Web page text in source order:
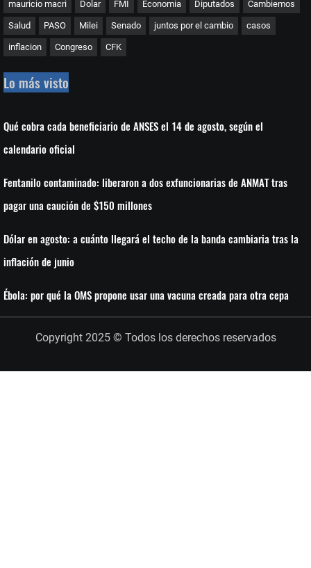
mauricio macri Dolar FMI Economia Diputados Cambiemos
Salud PASO Milei Senado juntos por el cambio casos
inflacion Congreso CFK
Lo más visto
Qué cobra cada beneficiario de ANSES el 14 de agosto, según el
calendario oficial
Fentanilo contaminado: liberaron a dos exfuncionarias de ANMAT tras
pagar una caución de $150 millones
Dólar en agosto: a cuánto llegará el techo de la banda cambiaria tras la
inflación de junio
Ébola: por qué la OMS propone usar una vacuna creada para otra cepa
Copyright 2025 © Todos los derechos reservados